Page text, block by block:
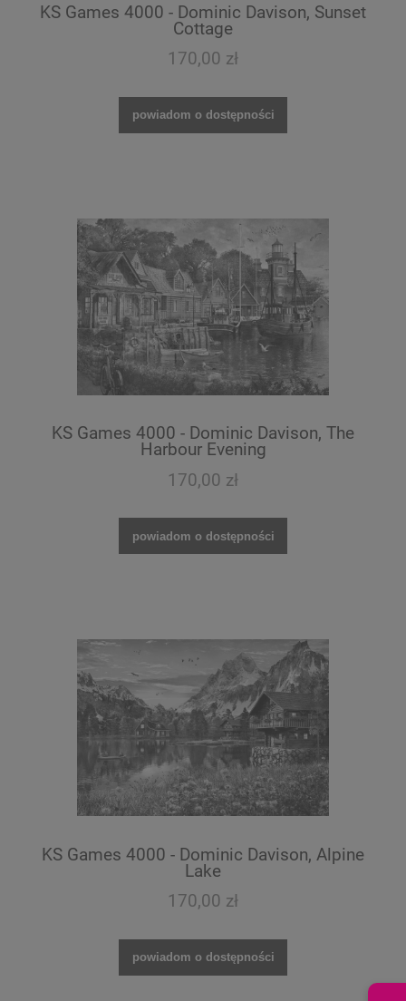
KS Games 4000 - Dominic Davison, Sunset
Cottage
170,00 zł
powiadom o dostępności
KS Games 4000 - Dominic Davison, The
Harbour Evening
170,00 zł
powiadom o dostępności
KS Games 4000 - Dominic Davison, Alpine
Lake
170,00 zł
powiadom o dostępności